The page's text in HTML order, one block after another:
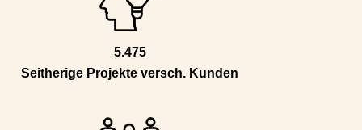
5.475
Seitherige Projekte versch. Kunden